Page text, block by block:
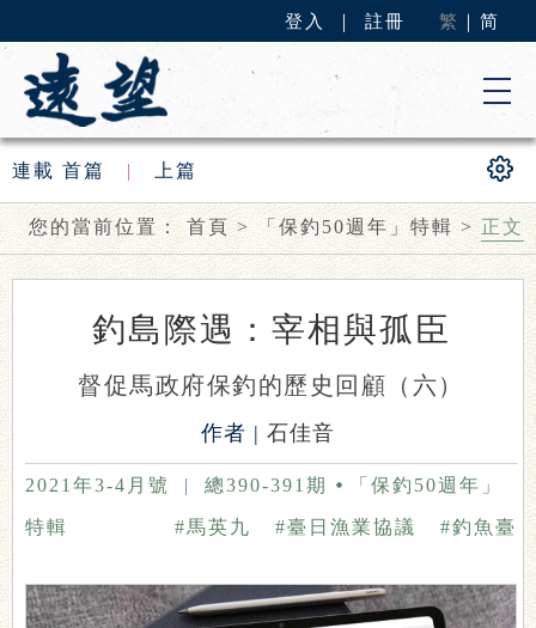
登入 註冊 繁 简
連載 首篇 | 上篇
您的當前位置：首頁>「保釣50週年」特輯>正文
釣島際遇：宰相與孤臣
督促馬政府保釣的歷史回顧（六）
作者 | 石佳音
2021年3-4月號 | 總390-391期 「保釣50週年」
特輯 #釣魚臺
#臺日漁業協議
#馬英九